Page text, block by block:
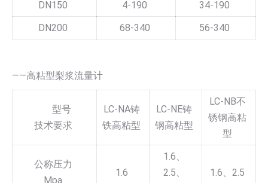
DN150 4-190
34-190
DN200
68-340 56-340
——高粘型梨浆流量计
型号
技术要求
LC-NA铸
铁高粘型
LC-NE铸
钢高粘型
LC-NB不
锈钢高粘
型
公称压力
Mpa
1.6
1.6、
2.5、
1.6、2.5